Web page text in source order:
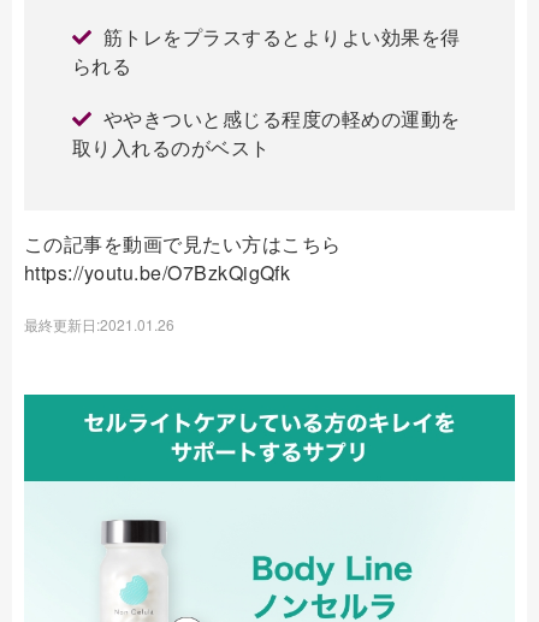
筋トレをプラスするとよりよい効果を得
られる
ややきついと感じる程度の軽めの運動を
取り入れるのがベスト
この記事を動画で見たい方はこちら
https://youtu.be/O7BzkQigQfk
最終更新日:2021.01.26